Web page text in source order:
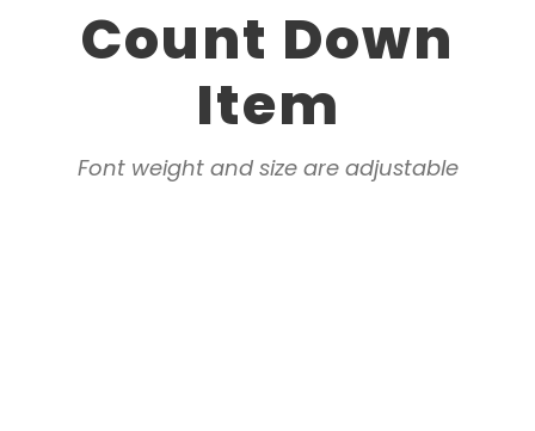
Count Down
Item
Font weight and size are adjustable